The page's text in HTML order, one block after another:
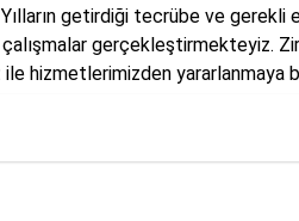
getirdiği tecrübe ve gerekli
gerçekleştirmekteyiz.
hizmetlerimizden yararlanmaya